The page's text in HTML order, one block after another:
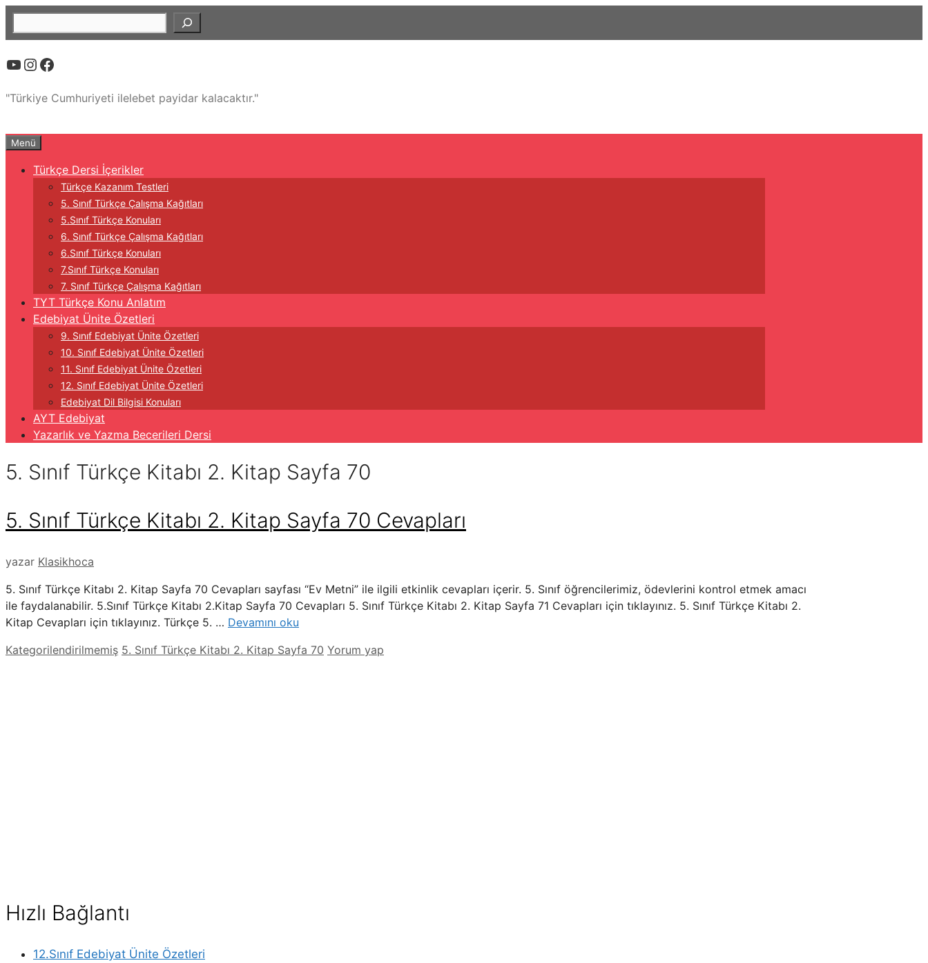
İçeriğe
atla
YouTube
Instagram
Facebook
"Türkiye Cumhuriyeti ilelebet payidar kalacaktır."
Menü
Türkçe Dersi İçerikler
Türkçe Kazanım Testleri
5. Sınıf Türkçe Çalışma Kağıtları
5.Sınıf Türkçe Konuları
6. Sınıf Türkçe Çalışma Kağıtları
6.Sınıf Türkçe Konuları
7.Sınıf Türkçe Konuları
7. Sınıf Türkçe Çalışma Kağıtları
TYT Türkçe Konu Anlatım
Edebiyat Ünite Özetleri
9. Sınıf Edebiyat Ünite Özetleri
10. Sınıf Edebiyat Ünite Özetleri
11. Sınıf Edebiyat Ünite Özetleri
12. Sınıf Edebiyat Ünite Özetleri
Edebiyat Dil Bilgisi Konuları
AYT Edebiyat
Yazarlık ve Yazma Becerileri Dersi
5. Sınıf Türkçe Kitabı 2. Kitap Sayfa 70
5. Sınıf Türkçe Kitabı 2. Kitap Sayfa 70 Cevapları
yazar Klasikhoca
5. Sınıf Türkçe Kitabı 2. Kitap Sayfa 70 Cevapları sayfası “Ev Metni” ile ilgili etkinlik cevapları içerir. 5. Sınıf öğrencilerimiz, ödevlerini kontrol etmek amacı
ile faydalanabilir. 5.Sınıf Türkçe Kitabı 2.Kitap Sayfa 70 Cevapları 5. Sınıf Türkçe Kitabı 2. Kitap Sayfa 71 Cevapları için tıklayınız. 5. Sınıf Türkçe Kitabı 2.
Kitap Cevapları için tıklayınız. Türkçe 5. … Devamını oku
Kategoriler
Kategorilendirilmemiş Etiketler
5. Sınıf Türkçe Kitabı 2. Kitap Sayfa 70 Yorum yap
Hızlı Bağlantı
12.Sınıf Edebiyat Ünite Özetleri